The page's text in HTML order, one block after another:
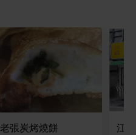
老張炭烤燒餅 江